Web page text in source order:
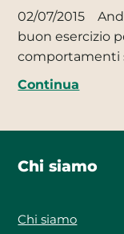
02/07/2015
buon esercizio
comportamenti
Continua
Chi siamo
Chi siamo